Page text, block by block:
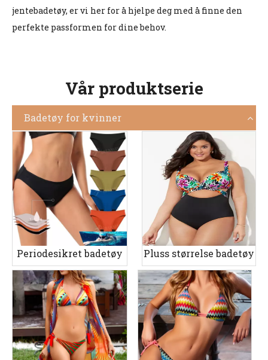
jentebadetøy, er vi her for å hjelpe deg med å finne den
perfekte passformen for dine behov.
Vår produktserie
Badetøy for kvinner
Periodesikret badetøy Pluss størrelse badetøy